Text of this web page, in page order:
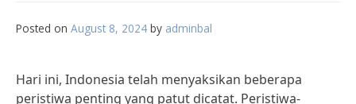
Posted on August 8, 2024 by adminbal
Hari ini, Indonesia telah menyaksikan beberapa
peristiwa penting yang patut dicatat. Peristiwa-